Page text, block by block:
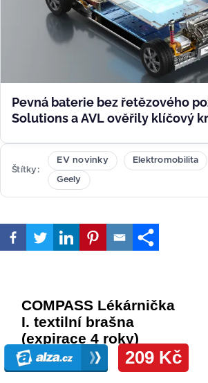
Pevná baterie bez řetězového
Solutions a AVL ověřily klíčový
Štítky
EV novinky Elektromobilita
Geely